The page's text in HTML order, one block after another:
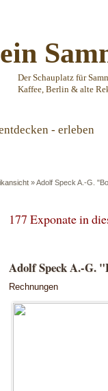
Der Schauplatz für
Kaffee, Berlin & alte
- erleben
»Adolf Speck A.-G.
177 Exponate in
Adolf Speck A.-G.
Rechnungen